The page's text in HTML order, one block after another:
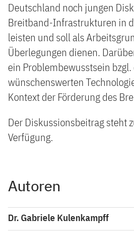
Deutschland noch jungen
Breitband-Infrastrukturen in
leisten und soll als
Überlegungen dienen.
ein Problembewusstsein
wünschenswerten
Kontext der Förderung des
Der Diskussionsbeitrag steht
Verfügung.
Autoren
Dr. Gabriele Kulenkampff